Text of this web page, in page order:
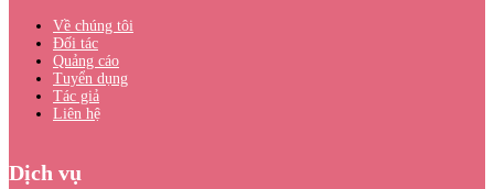
Về chúng tôi
Đối tác
Quảng cáo
Tuyển dụng
Tác giả
Liên hệ
Dịch vụ